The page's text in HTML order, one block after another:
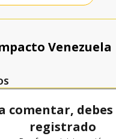
Venezuela
comentar,
registrado